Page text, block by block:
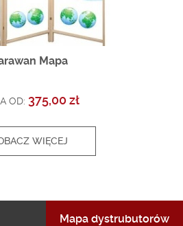
Mapa
OD: 375,00 zł
WIĘCEJ
Mapa dystrubutorów